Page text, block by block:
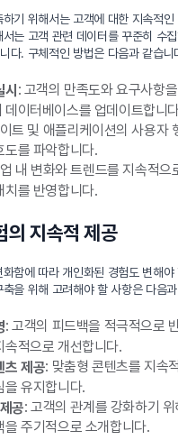
기 위해서는 고객에 대한 지속적인
는 고객 관련 데이터를 꾸준히 수
다. 구체적인 방법은 다음과 같습니
: 고객의 만족도와 요구사항을
이터베이스를 업데이트합니
트 및 애플리케이션의 사용자
도를 파악합니다.
내 변화와 트렌드를 지속적으
치를 반영합니다.
의 지속적 제공
함에 따라 개인화된 경험도 변해야
을 위해 고려해야 할 사항은 다음
: 고객의 피드백을 적극적으로
적으로 개선합니다.
츠 제공: 맞춤형 콘텐츠를 지속
을 유지합니다.
공: 고객의 관계를 강화하기
을 주기적으로 소개합니다.